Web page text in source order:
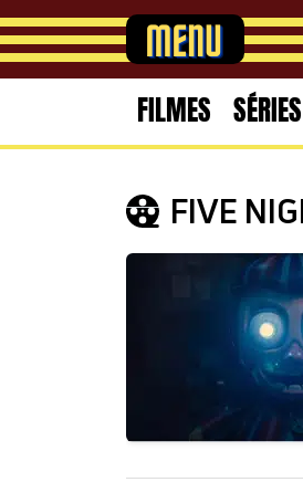
FILMES
FIVE